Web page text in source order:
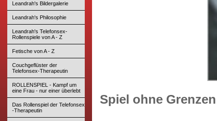
Leandrah's Bildergalerie
Leandrah's Philosophie
Leandrah's Telefonsex-
Rollenspiele von A - Z
Fetische von A - Z
Couchgeflüster der
Telefonsex-Therapeutin
ROLLENSPIEL - Kampf um
eine Frau - nur einer überlebt
Das Rollenspiel der Telefonsex
-Therapeutin
Spiel ohne Grenzen